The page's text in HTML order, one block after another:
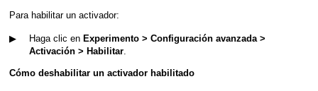
Para habilitar un activador:
▶ Haga clic en Experimento > Configuración avanzada >
Activación > Habilitar.
Cómo deshabilitar un activador habilitado